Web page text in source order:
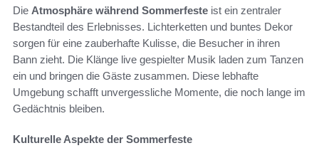
Die Atmosphäre während Sommerfeste ist ein zentraler
Bestandteil des Erlebnisses. Lichterketten und buntes Dekor
sorgen für eine zauberhafte Kulisse, die Besucher in ihren
Bann zieht. Die Klänge live gespielter Musik laden zum Tanzen
ein und bringen die Gäste zusammen. Diese lebhafte
Umgebung schafft unvergessliche Momente, die noch lange im
Gedächtnis bleiben.
Kulturelle Aspekte der Sommerfeste